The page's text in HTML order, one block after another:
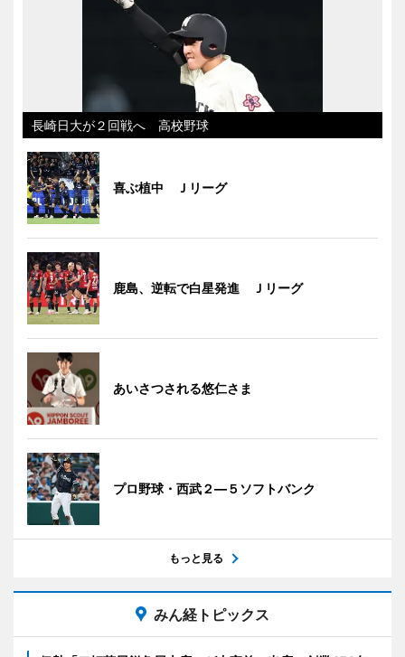
長崎日大が２回戦へ 高校野球
喜ぶ植中 Ｊリーグ
鹿島、逆転で白星発進 Ｊリーグ
あいさつされる悠仁さま
プロ野球・西武２―５ソフトバンク
もっと見る
みん経トピックス